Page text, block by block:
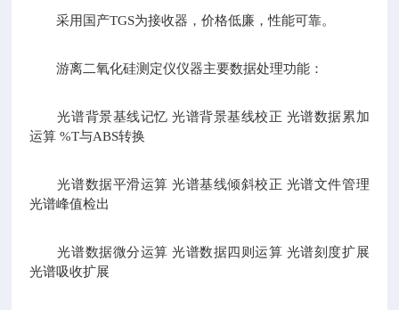
采用国产TGS为接收器，价格低廉，性能可靠。
游离二氧化硅测定仪仪器主要数据处理功能：
光谱背景基线记忆 光谱背景基线校正 光谱数据累加
运算 %T与ABS转换
光谱数据平滑运算 光谱基线倾斜校正 光谱文件管理
光谱峰值检出
光谱数据微分运算 光谱数据四则运算 光谱刻度扩展
光谱吸收扩展